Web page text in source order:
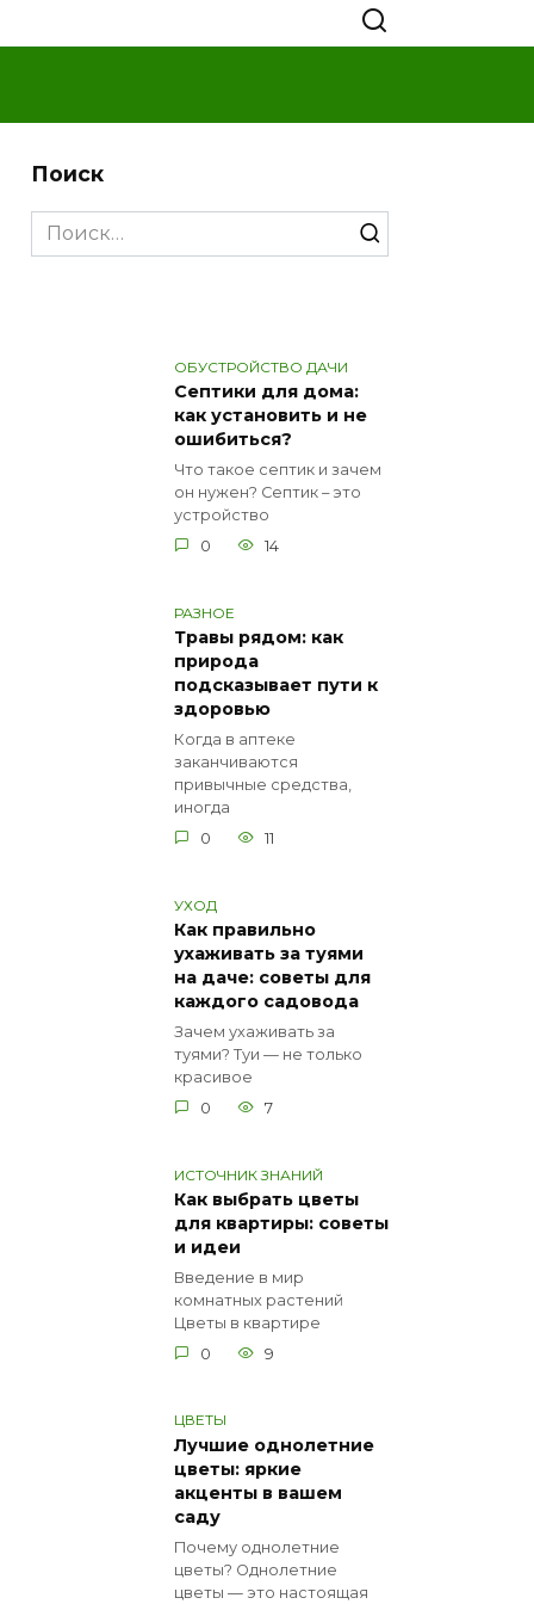
Поиск
Search
for:
ОБУСТРОЙСТВО ДАЧИ
Септики для дома:
как установить и не
ошибиться?
Что такое септик и зачем
он нужен? Септик – это
устройство
0
14
РАЗНОЕ
Травы рядом: как
природа
подсказывает пути к
здоровью
Когда в аптеке
заканчиваются
привычные средства,
иногда
0
11
УХОД
Как правильно
ухаживать за туями
на даче: советы для
каждого садовода
Зачем ухаживать за
туями? Туи — не только
красивое
0
7
ИСТОЧНИК ЗНАНИЙ
Как выбрать цветы
для квартиры: советы
и идеи
Введение в мир
комнатных растений
Цветы в квартире
0
9
ЦВЕТЫ
Лучшие однолетние
цветы: яркие
акценты в вашем
саду
Почему однолетние
цветы? Однолетние
цветы — это настоящая